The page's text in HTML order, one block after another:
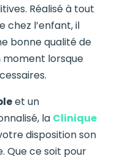
Réalisé à tout
chez l’enfant, il
bonne qualité de
moment lorsque
et un
la Clinique
disposition son
Que ce soit pour